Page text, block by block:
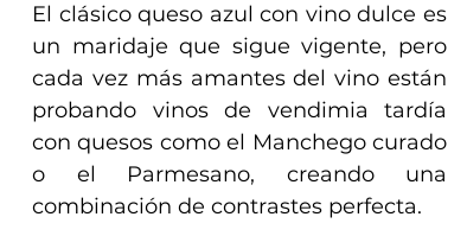
El clásico queso azul con vino dulce es
un maridaje que sigue vigente, pero
cada vez más amantes del vino están
probando vinos de vendimia tardía
con quesos como el Manchego curado
o el Parmesano, creando una
combinación de contrastes perfecta.